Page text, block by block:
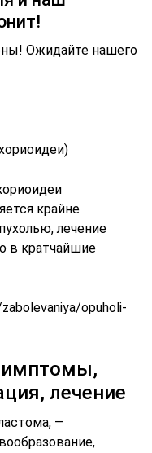
Ожидайте нашего
крайне
лечение
в кратчайшие
opuholi-
лечение
—